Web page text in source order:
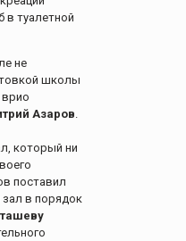
в туалетной
не
школы
врио
Азаров.
который ни
поставил
зал в порядок